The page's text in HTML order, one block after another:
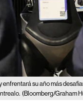
enfrentará su año más
(Bloomberg/Graham